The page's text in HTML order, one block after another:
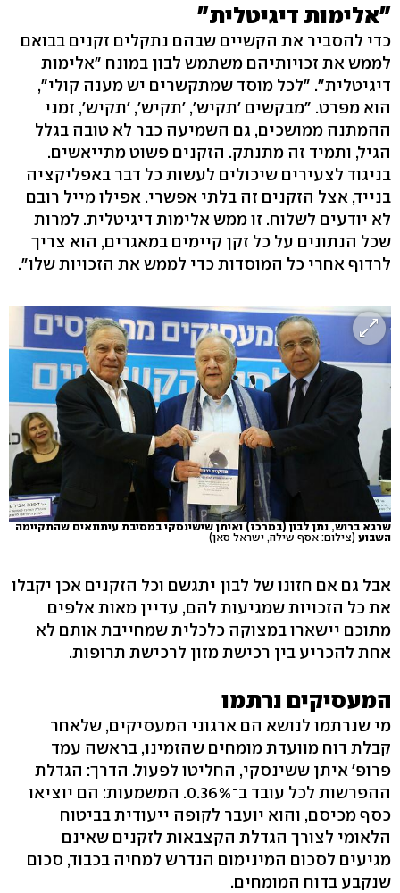
"אלימות דיגיטלית"
כדי להסביר את הקשיים שבהם נתקלים זקנים בבואם
לממש את זכויותיהם משתמש לבון במונח "אלימות
דיגיטלית". "לכל מוסד שמתקשרים יש מענה קולי",
הוא מפרט. "מבקשים 'תקיש', 'תקיש', 'תקיש', זמני
ההמתנה ממושכים, גם השמיעה כבר לא טובה בגלל
הגיל, ותמיד זה מתנתק. הזקנים פשוט מתייאשים.
בניגוד לצעירים שיכולים לעשות כל דבר באפליקציה
בנייד, אצל הזקנים זה בלתי אפשרי. אפילו מייל רובם
לא יודעים לשלוח. זו ממש אלימות דיגיטלית. למרות
שכל הנתונים על כל זקן קיימים במאגרים, הוא צריך
לרדוף אחרי כל המוסדות כדי לממש את הזכויות שלו".
שרגא ברוש, נתן לבון (במרכז) ואיתן שישינסקי במסיבת עיתונאים שהתקיימה
השבוע (צילום: אסף שילה, ישראל סאן)
אבל גם אם חזונו של לבון יתגשם וכל הזקנים אכן יקבלו
את כל הזכויות שמגיעות להם, עדיין מאות אלפים
מתוכם יישארו במצוקה כלכלית שמחייבת אותם לא
אחת להכריע בין רכישת מזון לרכישת תרופות.
המעסיקים נרתמו
מי שנרתמו לנושא הם ארגוני המעסיקים, שלאחר
קבלת דוח מוועדת מומחים שהזמינו, בראשה עמד
פרופ' איתן ששינסקי, החליטו לפעול. הדרך: הגדלת
ההפרשות לכל עובד ב־0.36%. המשמעות: הם יוציאו
כסף מכיסם, והוא יועבר לקופה ייעודית בביטוח
הלאומי לצורך הגדלת הקצבאות לזקנים שאינם
מגיעים לסכום המינימום הנדרש למחיה בכבוד, סכום
שנקבע בדוח המומחים.